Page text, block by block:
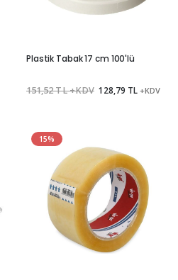
Plastik Tabak 17 cm 100'lü
151,52 TL +KDV 128,79 TL +KDV
15%